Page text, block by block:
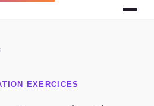
EXERCICES